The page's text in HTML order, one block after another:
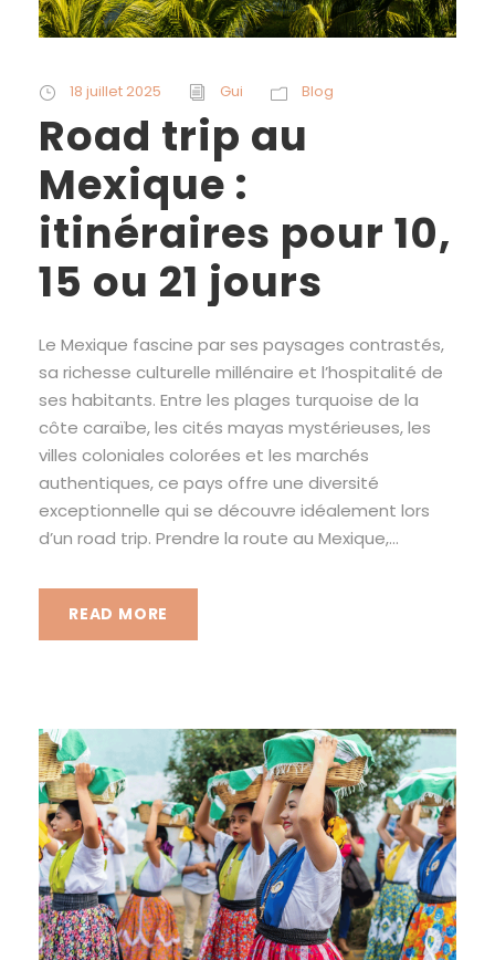
18 juillet 2025 Gui Blog
Road trip au
Mexique :
itinéraires pour 10,
15 ou 21 jours
Le Mexique fascine par ses paysages contrastés,
sa richesse culturelle millénaire et l’hospitalité de
ses habitants. Entre les plages turquoise de la
côte caraïbe, les cités mayas mystérieuses, les
villes coloniales colorées et les marchés
authentiques, ce pays offre une diversité
exceptionnelle qui se découvre idéalement lors
d’un road trip. Prendre la route au Mexique,...
READ MORE